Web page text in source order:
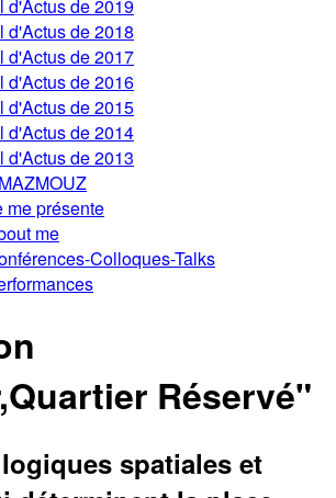
d'Actus de 2019
d'Actus de 2018
d'Actus de 2017
d'Actus de 2016
d'Actus de 2015
d'Actus de 2014
d'Actus de 2013
me présente
me
Colloques-Talks
Réservé"
spatiales et